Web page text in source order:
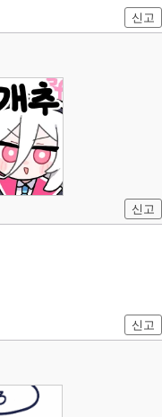
신고
신고
신고